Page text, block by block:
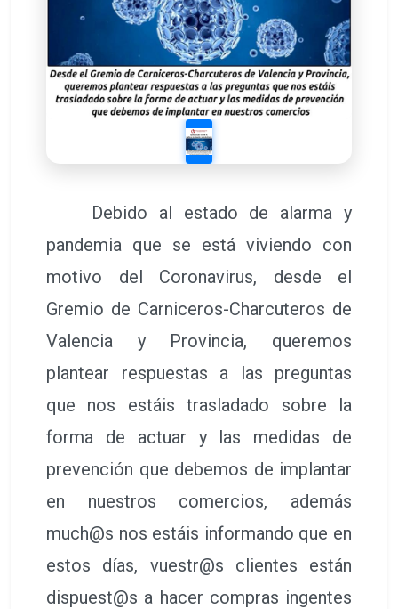
Debido al estado de alarma y
pandemia que se está viviendo con
motivo del Coronavirus, desde el
Gremio de Carniceros-Charcuteros de
Valencia y Provincia, queremos
plantear respuestas a las preguntas
que nos estáis trasladado sobre la
forma de actuar y las medidas de
prevención que debemos de implantar
en nuestros comercios, además
much@s nos estáis informando que en
estos días, vuestr@s clientes están
dispuest@s a hacer compras ingentes